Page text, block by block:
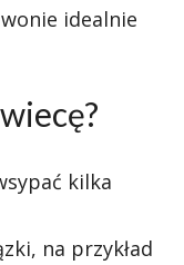
idealnie
kilka
na przykład